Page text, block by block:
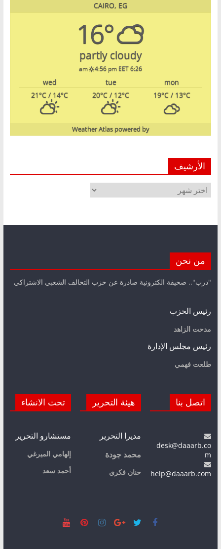
CAIRO, EG
16°
partly cloudy
6:26 am
4:56 pm EET
mon
tue
wed
19°C/ 13°C
20°C / 12°C
21°C / 14°C
powered by
Weather Atlas
الأرشيف
الأرشيف
من نحن
"درب".. صحيفة الكترونية صادرة عن حزب التحالف الشعبي الاشتراكي
رئيس الحزب
مدحت الزاهد
رئيس مجلس الإدارة
طلعت فهمي
اتصل بنا
desk@daaarb.co
m
help@daaarb.com
هيئة التحرير
مديرا التحرير
محمد جودة
حنان فكري
تحت الانشاء
مستشارو التحرير
إلهامي الميرغي
أحمد سعد